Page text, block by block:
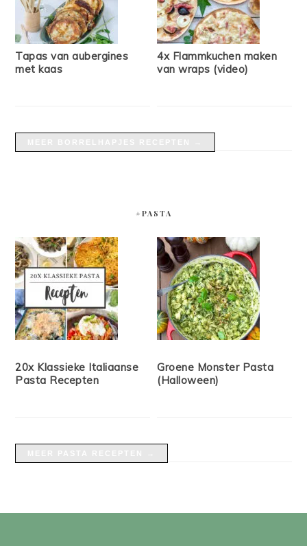
Tapas van aubergines
met kaas
4x Flammkuchen maken
van wraps (video)
#PASTA
20x Klassieke Italiaanse
Pasta Recepten
Groene Monster Pasta
(Halloween)